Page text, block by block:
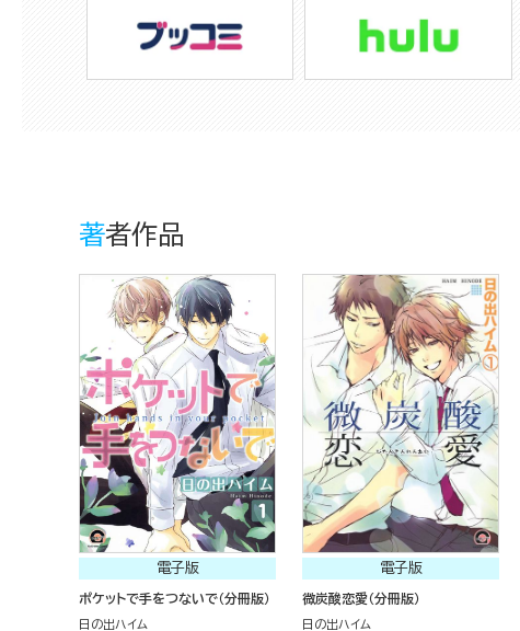
著者作品
電子版
ポケットで手をつないで（分冊版）
日の出ハイム
電子版
微炭酸恋愛（分冊版）
日の出ハイム